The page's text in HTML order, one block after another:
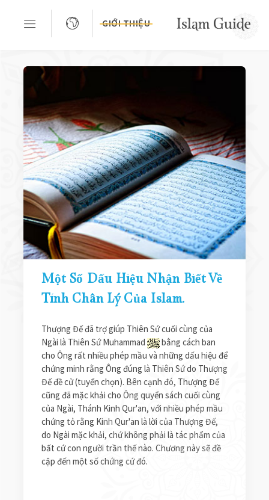
GIỚI THIỆU
Một Số Dấu Hiệu Nhận Biết Về
Tính Chân Lý Của Islam.
Thượng Đế đã trợ giúp Thiên Sứ cuối cùng của
Ngài là Thiên Sứ Muhammad
bằng cách ban
cho Ông rất nhiều phép mầu và những dấu hiệu để
chứng minh rằng Ông đúng là Thiên Sứ do Thượng
Đế đề cử (tuyển chọn). Bên cạnh đó, Thượng Đế
cũng đã mặc khải cho Ông quyển sách cuối cùng
của Ngài, Thánh Kinh Qur'an, với nhiều phép mầu
chứng tỏ rằng Kinh Qur'an là lời của Thượng Đế,
do Ngài mặc khải, chứ không phải là tác phẩm của
bất cứ con người trần thế nào. Chương này sẽ đề
cập đến một số chứng cứ đó.